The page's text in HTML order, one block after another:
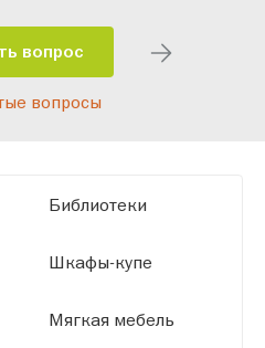
пожелания.
оборудованию
вопрос
вопросы
Библиотеки
Шкафы-купе
Мягкая мебель